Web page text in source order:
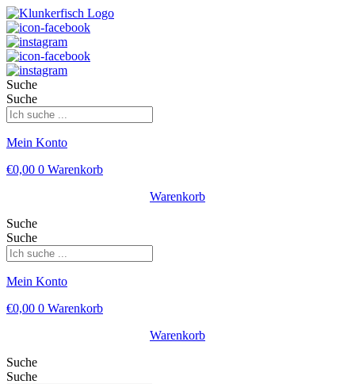
Suche
Suche
Mein Konto
€0,00 0 Warenkorb
Warenkorb
Suche
Suche
Mein Konto
€0,00 0 Warenkorb
Warenkorb
Suche
Suche